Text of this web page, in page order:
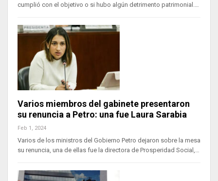
cumplió con el objetivo o si hubo algún detrimento patrimonial.…
Varios miembros del gabinete presentaron
su renuncia a Petro: una fue Laura Sarabia
Feb 1, 2024
Varios de los ministros del Gobierno Petro dejaron sobre la mesa
su renuncia, una de ellas fue la directora de Prosperidad Social,…